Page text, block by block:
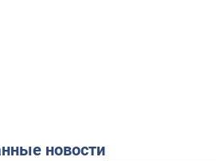
новости